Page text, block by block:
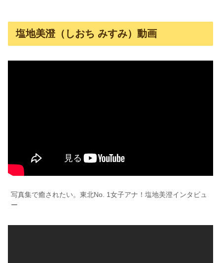
塩地美澄（しおち みすみ）動画
写真集で癒されたい。東北No. 1女子アナ！塩地美澄インタビュ
ー